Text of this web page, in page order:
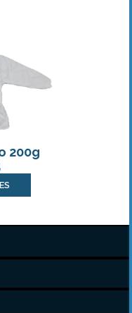
200g